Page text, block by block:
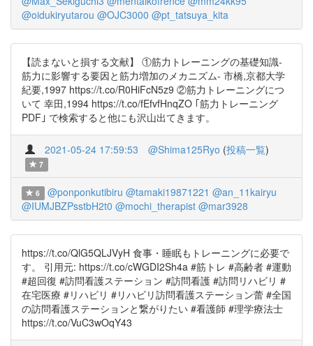
@oidukiryutarou @OJC3000 @pt_tatsuya_kita
【読まないと損する文献】 ①筋力トレーニングの基礎知識-
筋力に影響する要因と筋力増加のメカニズム- 市橋,京都大学
紀要,1997 https://t.co/R0HiFcN5z9 ②筋力トレーニングにつ
いて 幸田,1994 https://t.co/fEfvfHnqZO ｢筋力トレーニング
PDF｣ で検索すると他にも沢山出てきます。
2021-05-24 17:59:53 @Shima125Ryo (投稿一覧)
7
6 @ponponkutibiru @tamaki19871221 @an_11kairyu
@IUMJBZPsstbH2t0 @mochi_therapist @mar3928
https://t.co/QlG5QLJVyH 食事・睡眠もトレーニングに必要で
す。 引用元: https://t.co/cWGDI2Sh4a #筋トレ #高齢者 #運動
#超回復 #訪問看護ステーション #訪問看護 #訪問リハビリ #
在宅医療 #リハビリ #リハビリ訪問看護ステーション蕾 #全国
の訪問看護ステーションと繋がりたい #看護師 #理学療法士
https://t.co/VuC3wOqY43